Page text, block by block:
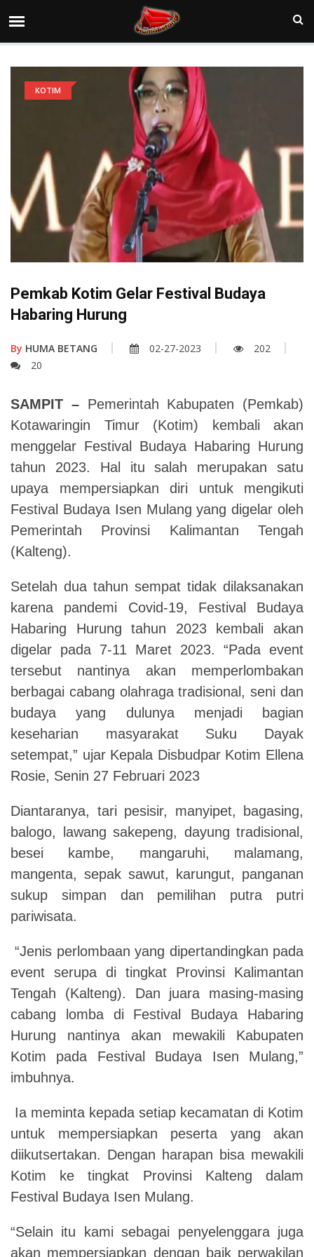
KOTIM
Pemkab Kotim Gelar Festival Budaya
Habaring Hurung
By HUMA BETANG 02-27-2023
202
20
SAMPIT –Pemerintah Kabupaten (Pemkab)
Kotawaringin Timur (Kotim) kembali akan
menggelar Festival Budaya Habaring Hurung
tahun 2023. Hal itu salah merupakan satu
upaya mempersiapkan diri untuk mengikuti
Festival Budaya Isen Mulang yang digelar oleh
Pemerintah Provinsi Kalimantan Tengah
(Kalteng).
Setelah dua tahun sempat tidak dilaksanakan
karena pandemi Covid-19, Festival Budaya
Habaring Hurung tahun 2023 kembali akan
digelar pada 7-11 Maret 2023. “Pada event
tersebut nantinya akan memperlombakan
berbagai cabang olahraga tradisional, seni dan
budaya yang dulunya menjadi bagian
keseharian masyarakat Suku Dayak
setempat,” ujar Kepala Disbudpar Kotim Ellena
Rosie, Senin 27 Februari 2023
Diantaranya, tari pesisir, manyipet, bagasing,
balogo, lawang sakepeng, dayung tradisional,
besei kambe, mangaruhi, malamang,
mangenta, sepak sawut, karungut, panganan
sukup simpan dan pemilihan putra putri
pariwisata.
“Jenis perlombaan yang dipertandingkan pada
event serupa di tingkat Provinsi Kalimantan
Tengah (Kalteng). Dan juara masing-masing
cabang lomba di Festival Budaya Habaring
Hurung nantinya akan mewakili Kabupaten
Kotim pada Festival Budaya Isen Mulang,”
imbuhnya.
Ia meminta kepada setiap kecamatan di Kotim
untuk mempersiapkan peserta yang akan
diikutsertakan. Dengan harapan bisa mewakili
Kotim ke tingkat Provinsi Kalteng dalam
Festival Budaya Isen Mulang.
“Selain itu kami sebagai penyelenggara juga
akan mempersiapkan dengan baik perwakilan